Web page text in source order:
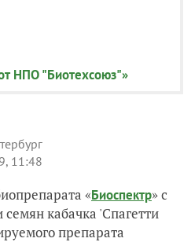
НПО "Биотехсоюз"»
11:48
«Биоспектр» с
кабачка 'Спагетти
препарата